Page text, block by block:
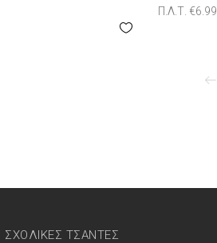
Π.Λ.Τ.€6.99
ΣΧΟΛΙΚΕΣ ΤΣΑΝΤΕΣ